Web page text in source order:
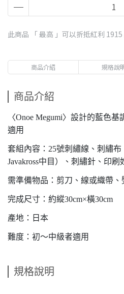
此商品 「 最高 」可以折抵紅利 1915
商品介紹 規格說
商品介紹
〈Onoe Megumi〉設計的藍色
適用
套組內容：25號刺繡線、刺繡布
Javakross中目）、刺繡針、印
需準備物品：剪刀、線或織帶、
完成尺寸：約縱30cm×橫30cm
產地：日本
難度：初～中級者適用
規格說明